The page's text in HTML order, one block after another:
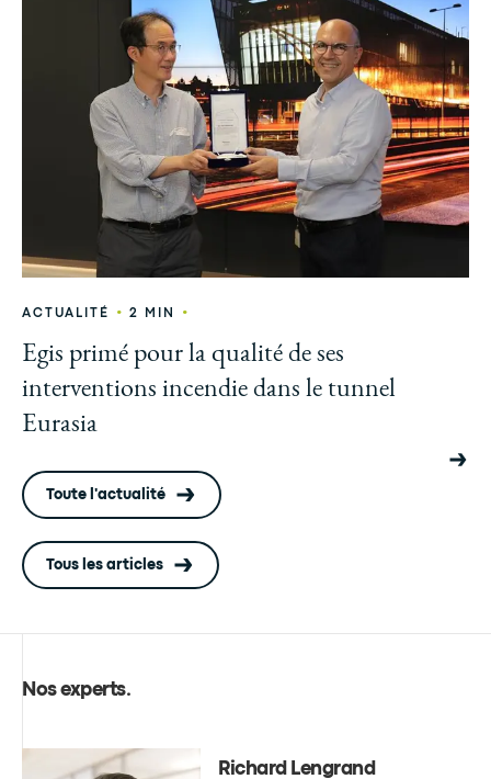
ACTUALITÉ • 2 MIN •
Egis primé pour la qualité de ses
interventions incendie dans le tunnel
Eurasia
Toute l'actualité
Tous les articles
Nos experts.
Richard Lengrand